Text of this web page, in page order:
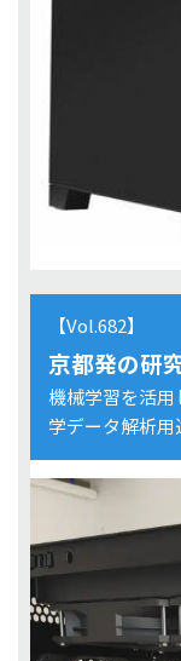
【Vol.682】
京都発の研
機械学習を活
学データ解析用